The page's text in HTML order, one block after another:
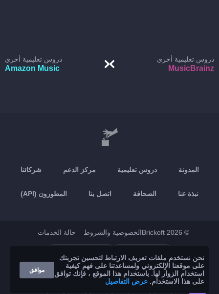
دروس تعليمية أخرى
MusicBrainz
دروس تعليمية أخرى
Amazon Music
المدونة دروس تعليمية مركز الدعم شركائنا
نبذة عنا الصحافة اتصل بنا المطورون (API)
© 2026 Brickoft الخصوصية والشروط حالة الخدمات
App Store
Google Play
نحن نستخدم ملفات تعريف الارتباط لتحسين تجربتك
على موقعنا الإلكتروني ولمساعدتنا على فهم كيفية
استخدام الزوار لها. باستخدام هذا الموقع ، فإنك توافق
على هذا الاستخدام. عرض التفاصيل
موافق